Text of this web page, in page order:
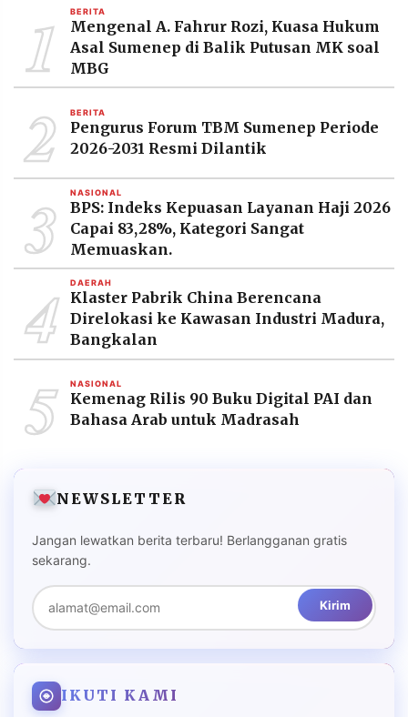
1 BERITA
Mengenal A. Fahrur Rozi, Kuasa Hukum
Asal Sumenep di Balik Putusan MK soal
MBG
2 BERITA
Pengurus Forum TBM Sumenep Periode
2026-2031 Resmi Dilantik
3 NASIONAL
BPS: Indeks Kepuasan Layanan Haji 2026
Capai 83,28%, Kategori Sangat
Memuaskan.
4 DAERAH
Klaster Pabrik China Berencana
Direlokasi ke Kawasan Industri Madura,
Bangkalan
5 NASIONAL
Kemenag Rilis 90 Buku Digital PAI dan
Bahasa Arab untuk Madrasah
NEWSLETTER
Jangan lewatkan berita terbaru! Berlangganan gratis
sekarang.
Kirim
IKUTI KAMI